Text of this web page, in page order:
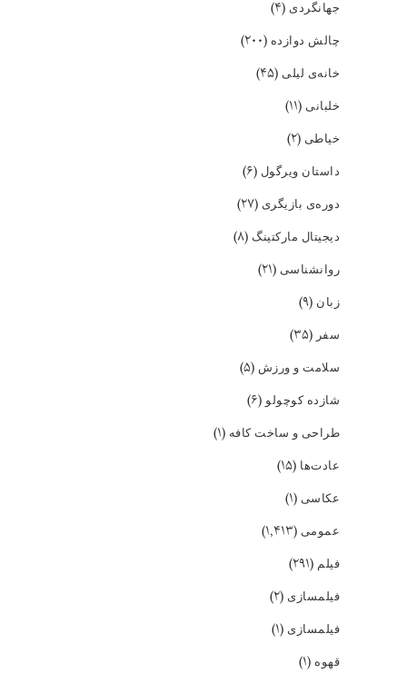
جهانگردی (۴)
چالش دوازده (۲۰۰)
خانه‌ی لیلی (۴۵)
خلبانی (۱۱)
خیاطی (۲)
داستان ویرگول (۶)
دوره‌ی بازیگری (۲۷)
دیجیتال مارکتینگ (۸)
روانشناسی (۲۱)
زبان (۹)
سفر(۳۵)
سلامت و ورزش (۵)
شازده کوچولو(۶)
طراحی و ساخت کافه (۱)
عادت‌ها (۱۵)
عکاسی (۱)
عمومی (۱,۴۱۳)
فیلم (۲۹۱)
فیلمسازی (۲)
فیلمسازی (۱)
قهوه (۱)